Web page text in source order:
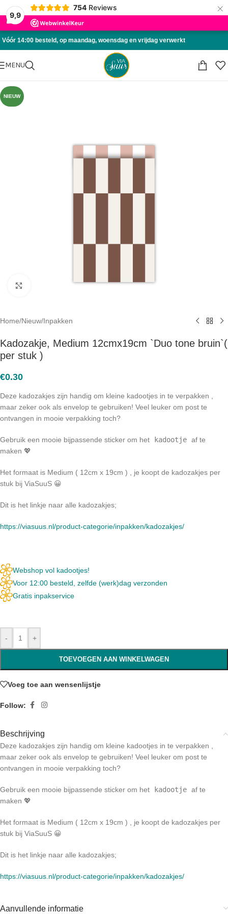
9,9
754 Reviews ×
Skip to navigation
Skip to main content
Vóór 14:00 besteld, op maandag, woensdag en vrijdag verwerkt
MENU
NIEUW
Click to enlarge
Home/Nieuw/Inpakken
Kadozakje, Medium 12cmx19cm `Duo tone bruin`(
per stuk )
€0.30
Deze kadozakjes zijn handig om kleine kadootjes in te verpakken ,
maar zeker ook als envelop te gebruiken! Veel leuker om post te
ontvangen in mooie verpakking toch?
Gebruik een mooie bijpassende sticker om het kadootje af te
maken 💖
Het formaat is Medium ( 12cm x 19cm ) , je koopt de kadozakjes per
stuk bij ViaSuuS 😀
Dit is het linkje naar alle kadozakjes;
https://viasuus.nl/product-categorie/inpakken/kadozakjes/
Webshop vol kadootjes!
Voor 12:00 besteld, zelfde (werk)dag verzonden
Gratis inpakservice
- +
TOEVOEGEN AAN WINKELWAGEN
Voeg toe aan wensenlijstje
Follow:
Beschrijving
Deze kadozakjes zijn handig om kleine kadootjes in te verpakken ,
maar zeker ook als envelop te gebruiken! Veel leuker om post te
ontvangen in mooie verpakking toch?
Gebruik een mooie bijpassende sticker om het kadootje af te
maken 💖
Het formaat is Medium ( 12cm x 19cm ) , je koopt de kadozakjes per
stuk bij ViaSuuS 😀
Dit is het linkje naar alle kadozakjes;
https://viasuus.nl/product-categorie/inpakken/kadozakjes/
Aanvullende informatie